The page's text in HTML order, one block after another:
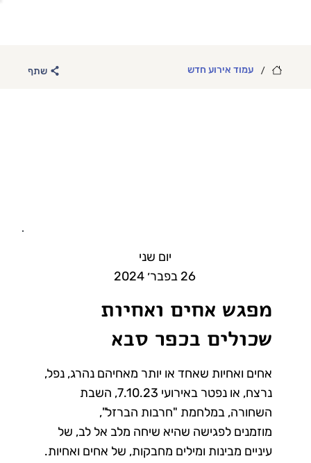
/ עמוד אירוע חדש שתף
יום שני
26 בפבר׳ 2024
מפגש אחים ואחיות
שכולים בכפר סבא
אחים ואחיות שאחד או יותר מאחיהם נהרג, נפל,
נרצח, או נפטר באירועי 7.10.23, השבת
השחורה, במלחמת "חרבות הברזל",
מוזמנים לפגישה שהיא שיחה מלב אל לב, של
עיניים מבינות ומילים מחבקות, של אחים ואחיות.